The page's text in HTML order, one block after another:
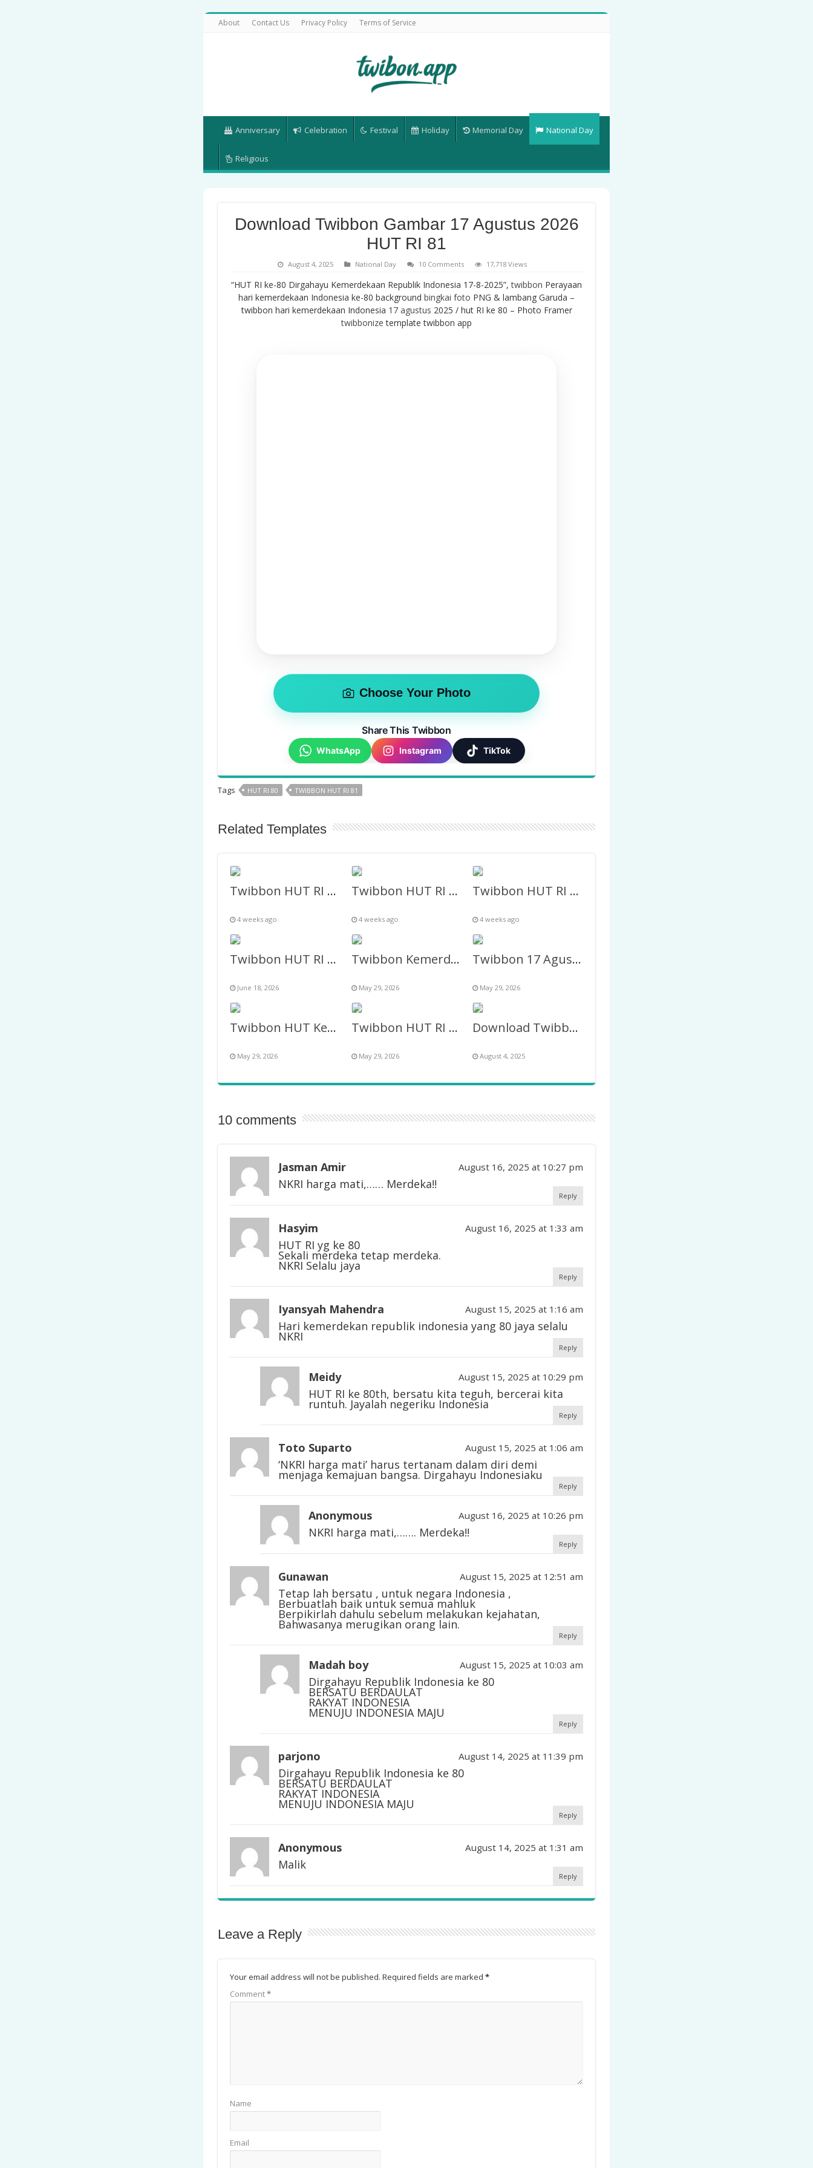
About Contact Us Privacy Policy Terms of Service
Anniversary Celebration Festival Holiday Memorial Day National Day
Religious
Download Twibbon Gambar 17 Agustus 2026
HUT RI 81
August 4, 2025 National Day 10 Comments 17,718 Views
“HUT RI ke-80 Dirgahayu Kemerdekaan Republik Indonesia 17-8-2025”,twibbon Perayaan
hari kemerdekaan Indonesia ke-80 background bingkai foto PNG & lambang Garuda –
twibbon hari kemerdekaan Indonesia 17 agustus 2025 / hut RI ke 80 – Photo Framer
twibbonize template twibbon app
Choose Your Photo
Share This Twibbon
WhatsApp Instagram TikTok
Tags HUT RI 80 TWIBBON HUT RI 81
Related Templates
Twibbon HUT RI 81 (Anak – Anak) – Gratis Tanpa Watermark
4 weeks ago
Twibbon HUT RI 81 – Anak TK (Taman Kanak-Kanak)
4 weeks ago
Twibbon HUT RI ke-81 Lucu
4 weeks ago
Twibbon HUT RI ke 81 Kemenag 2026
June 18, 2026
Twibbon Kemerdekaan 2026 – HUT RI ke-81
May 29, 2026
Twibbon 17 Agustus 2026 Gratis
May 29, 2026
Twibbon HUT Kemerdekaan RI ke-81
May 29, 2026
Twibbon HUT RI 81 Gratis
May 29, 2026
Download Twibbon Logo Memperingati HUT RI ke-81 (PNG)
August 4, 2025
10 comments
Jasman Amir August 16, 2025 at 10:27 pm
NKRI harga mati,…… Merdeka!!
Reply
Hasyim August 16, 2025 at 1:33 am
HUT RI yg ke 80
Sekali merdeka tetap merdeka.
NKRI Selalu jaya
Reply
Iyansyah Mahendra August 15, 2025 at 1:16 am
Hari kemerdekan republik indonesia yang 80 jaya selalu
NKRI
Reply
Meidy August 15, 2025 at 10:29 pm
HUT RI ke 80th, bersatu kita teguh, bercerai kita
runtuh. Jayalah negeriku Indonesia
Reply
Toto Suparto August 15, 2025 at 1:06 am
‘NKRI harga mati’ harus tertanam dalam diri demi
menjaga kemajuan bangsa. Dirgahayu Indonesiaku
Reply
Anonymous August 16, 2025 at 10:26 pm
NKRI harga mati,……. Merdeka!!
Reply
Gunawan August 15, 2025 at 12:51 am
Tetap lah bersatu , untuk negara Indonesia ,
Berbuatlah baik untuk semua mahluk
Berpikirlah dahulu sebelum melakukan kejahatan,
Bahwasanya merugikan orang lain.
Reply
Madah boy August 15, 2025 at 10:03 am
Dirgahayu Republik Indonesia ke 80
BERSATU BERDAULAT
RAKYAT INDONESIA
MENUJU INDONESIA MAJU
Reply
parjono August 14, 2025 at 11:39 pm
Dirgahayu Republik Indonesia ke 80
BERSATU BERDAULAT
RAKYAT INDONESIA
MENUJU INDONESIA MAJU
Reply
Anonymous August 14, 2025 at 1:31 am
Malik
Reply
Leave a Reply
Your email address will not be published. Required fields are marked *
Comment*
Name
Email